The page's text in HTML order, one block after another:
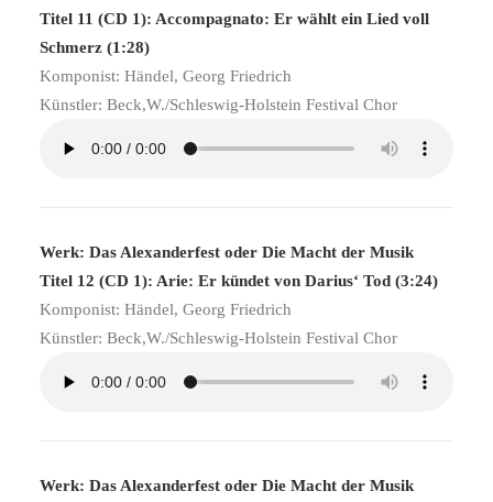
Titel 11 (CD 1): Accompagnato: Er wählt ein Lied voll
Schmerz (1:28)
Komponist: Händel, Georg Friedrich
Künstler: Beck,W./Schleswig-Holstein Festival Chor
Werk: Das Alexanderfest oder Die Macht der Musik
Titel 12 (CD 1): Arie: Er kündet von Darius‘ Tod (3:24)
Komponist: Händel, Georg Friedrich
Künstler: Beck,W./Schleswig-Holstein Festival Chor
Werk: Das Alexanderfest oder Die Macht der Musik